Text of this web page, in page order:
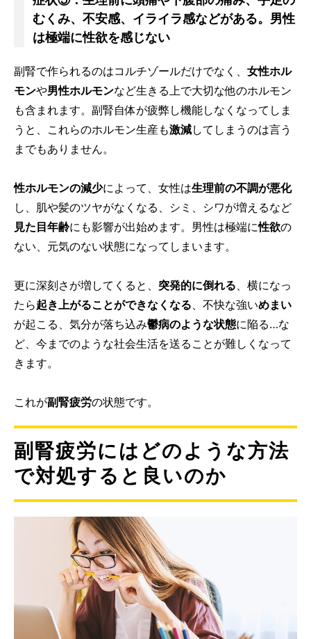
むくみ、不安感、イライラ感などがある。男性
は極端に性欲を感じない
副腎で作られるのはコルチゾールだけでなく、 女性ホル
モンや男性ホルモンなど生きる上で大切な他のホルモン
も含まれます。副腎自体が疲弊し機能しなくなってしま
うと、これらのホルモン生産も激減してしまうのは言う
までもありません。
性ホルモンの減少によって、女性は生理前の不調が悪化
し、肌や髪のツヤがなくなる、シミ、シワが増えるなど
見た目年齢にも影響が出始めます。男性は極端に性欲の
ない、元気のない状態になってしまいます。
更に深刻さが増してくると、 突発的に倒れる 、横になっ
たら起き上がることができなくなる 、不快な強いめまい
が起こる、気分が落ち込み鬱病のような状態に陥る…な
ど、今までのような社会生活を送ることが難しくなって
きます。
これが副腎疲労の状態です。
副腎疲労にはどのような方法
で対処すると良いのか